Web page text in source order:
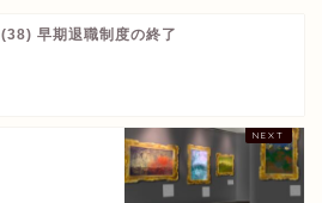
(38) 早期退職制度の終了